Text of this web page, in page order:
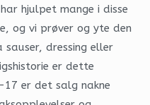
hjulpet mange i disse
og vi prøver og yte den
dressing eller
er dette
17 er det salg nakne